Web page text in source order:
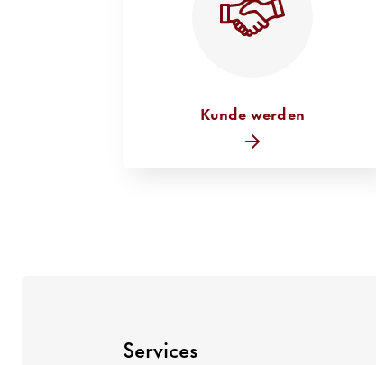
Kunde werden
Services